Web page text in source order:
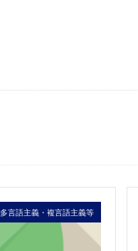
多言語主義・複言語主義等